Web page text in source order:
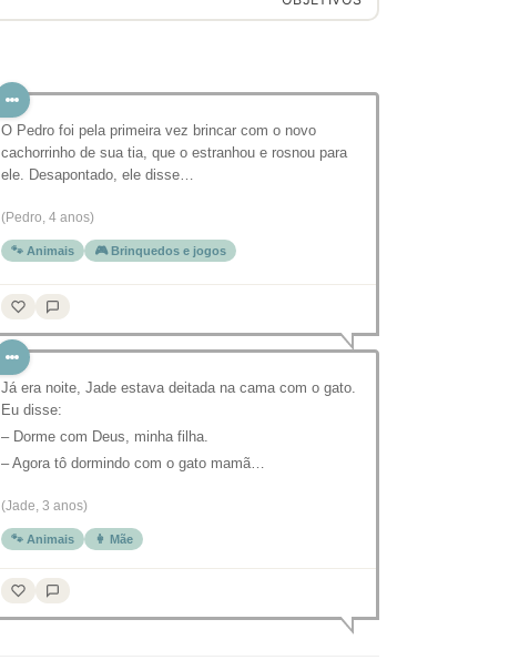
O Pedro foi pela primeira vez brincar com o novo
cachorrinho de sua tia, que o estranhou e rosnou para
ele. Desapontado, ele disse…
(Pedro, 4 anos)
🐾 Animais 🎮 Brinquedos e jogos
Já era noite, Jade estava deitada na cama com o gato.
Eu disse:
– Dorme com Deus, minha filha.
– Agora tô dormindo com o gato mamã…
(Jade, 3 anos)
🐾 Animais 👩 Mãe